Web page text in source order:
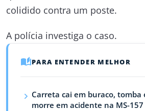
colidido contra um poste.
A polícia investiga o caso.
PARA ENTENDER MELHOR
Carreta cai em buraco, tomba
morre em acidente na MS-157